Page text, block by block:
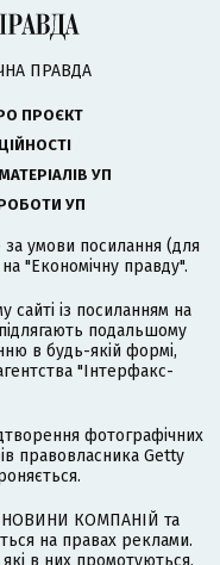
ПРАВДА
ПРОЄКТ
УП
УП
за умови посилання (для
"Економічну правду".
сайті із посиланням на
подальшому
в будь-якій формі,
"Інтерфакс-
фотографічних
правовласника Getty
НОВИНИ КОМПАНІЙ та
на правах реклами.